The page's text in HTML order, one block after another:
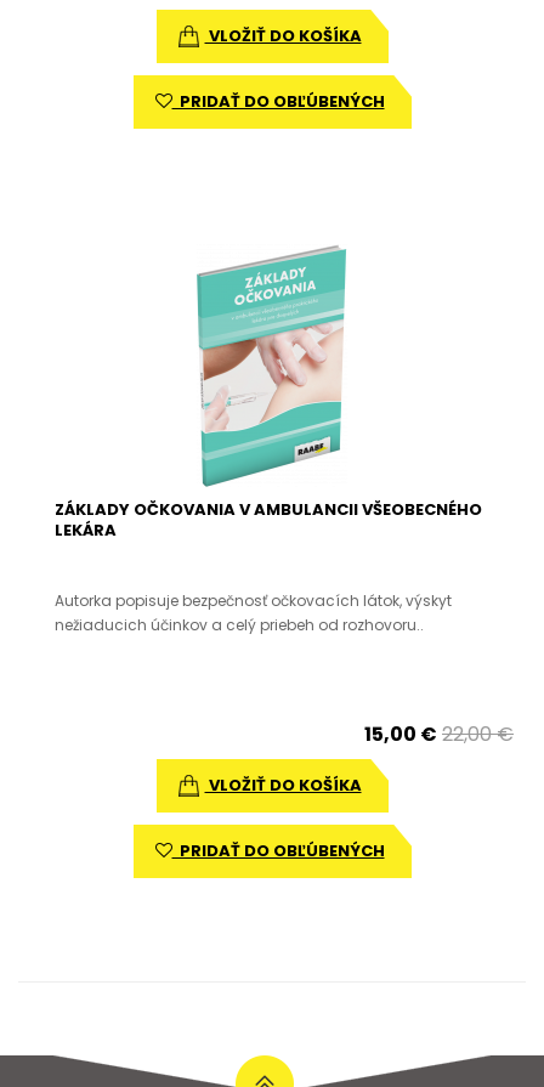
VLOŽIŤ DO KOŠÍKA
PRIDAŤ DO OBĽÚBENÝCH
ZÁKLADY OČKOVANIA V AMBULANCII VŠEOBECNÉHO
LEKÁRA
Autorka popisuje bezpečnosť očkovacích látok, výskyt
nežiaducich účinkov a celý priebeh od rozhovoru..
15,00 € 22,00 €
VLOŽIŤ DO KOŠÍKA
PRIDAŤ DO OBĽÚBENÝCH